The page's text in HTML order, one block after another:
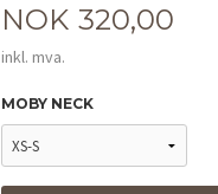
Pris
NOK 320,00
inkl. mva.
MOBY NECK